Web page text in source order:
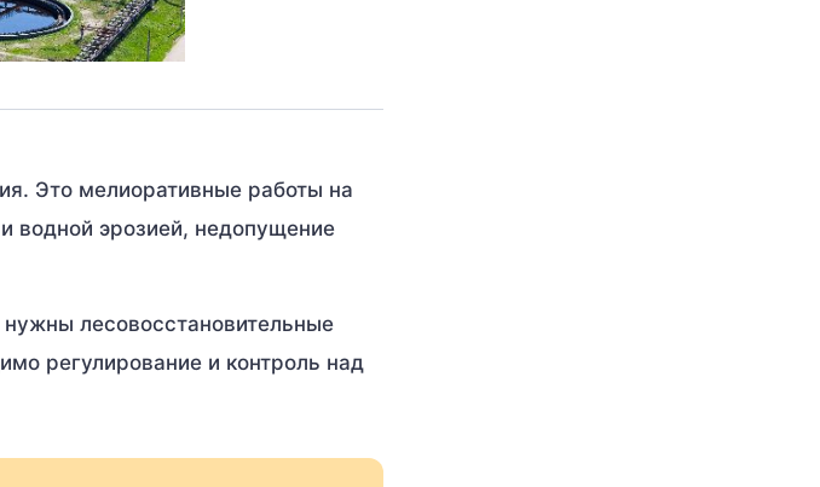
Это мелиоративные работы на
водной эрозией, недопущение
лесовосстановительные
регулирование и контроль над